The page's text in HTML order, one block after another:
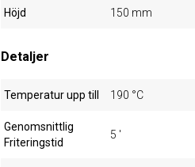
Höjd 150 mm
Detaljer
Temperatur upp till 190 °C
Genomsnittlig
Friteringstid
5 '